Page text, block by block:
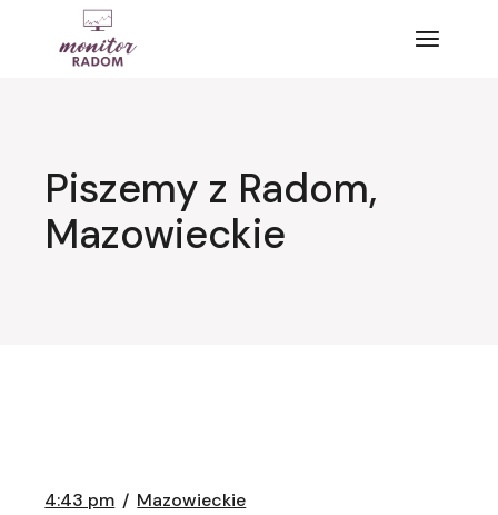
Piszemy z Radom,
Mazowieckie
4:43 pm Mazowieckie